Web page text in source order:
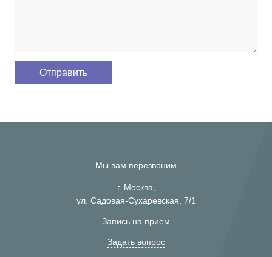
Мы вам перезвоним
г. Москва,
ул. Садовая-Сухаревская, 7/1
Запись на прием
Задать вопрос